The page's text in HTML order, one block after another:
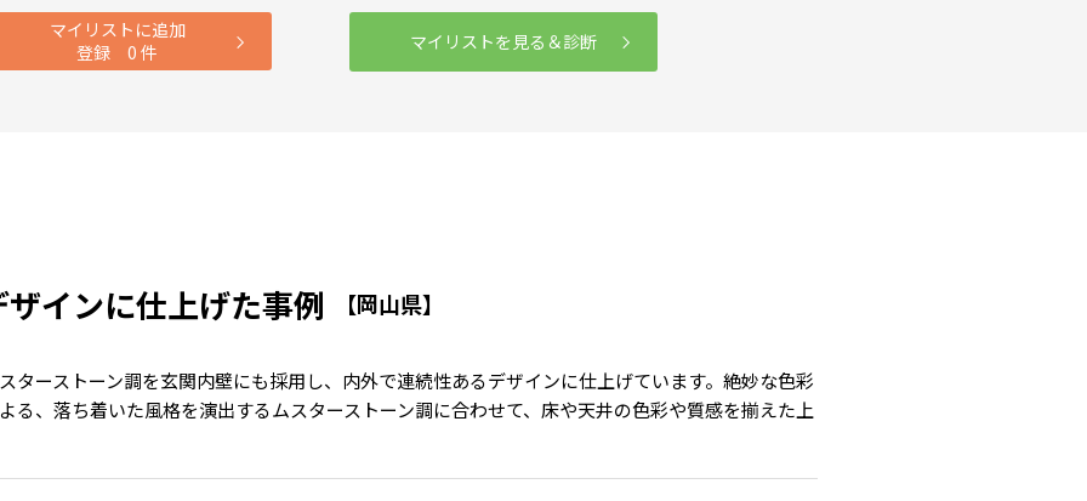
マイリストに追加
登録0 件 マイリストを見る＆診断
インに仕上げた事例 【岡山県】
ターストーン調を玄関内壁にも採用し、内外で連続性あるデザインに仕上げています。絶妙な色彩
る、落ち着いた風格を演出するムスターストーン調に合わせて、床や天井の色彩や質感を揃えた上